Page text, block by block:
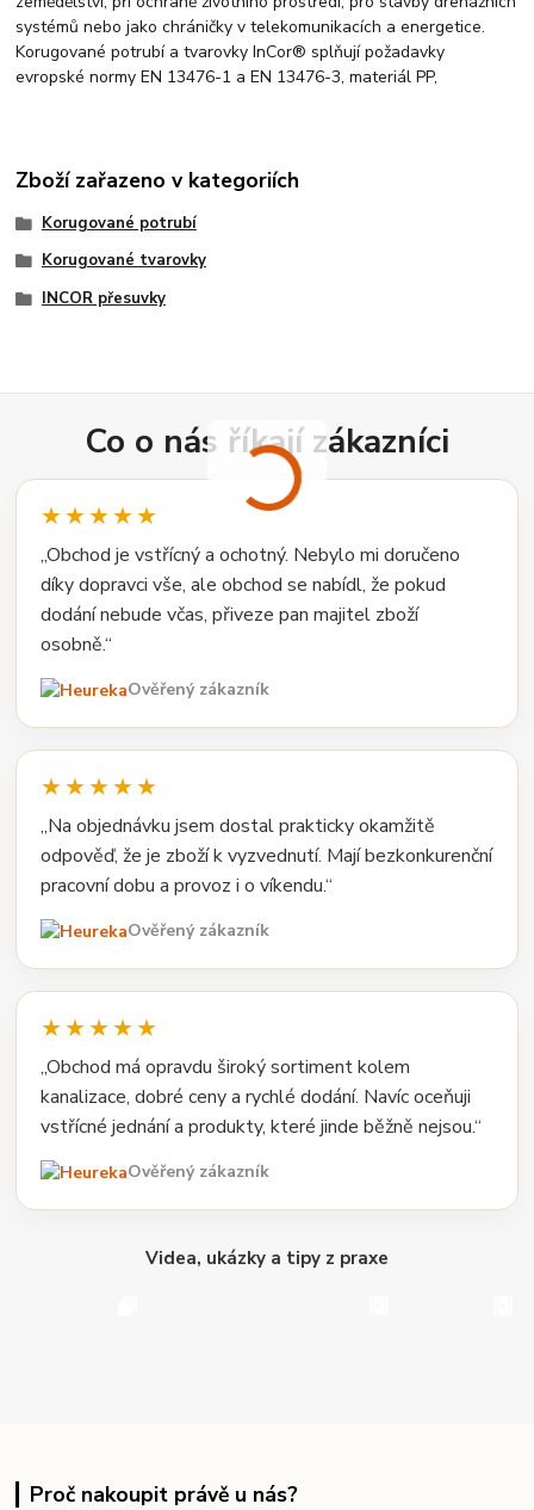
systémů nebo jako chráničky v telekomunikacích a energetice.
Korugované potrubí a tvarovky InCor® splňují požadavky
evropské normy EN 13476-1 a EN 13476-3, materiál PP,
Zboží zařazeno v kategoriích
Korugované potrubí
Korugované tvarovky
INCOR přesuvky
Co o nás říkají zákazníci
★★★★★
„Obchod je vstřícný a ochotný. Nebylo mi doručeno
díky dopravci vše, ale obchod se nabídl, že pokud
dodání nebude včas, přiveze pan majitel zboží
osobně.“
Ověřený zákazník
★★★★★
„Na objednávku jsem dostal prakticky okamžitě
odpověď, že je zboží k vyzvednutí. Mají bezkonkurenční
pracovní dobu a provoz i o víkendu.“
Ověřený zákazník
★★★★★
„Obchod má opravdu široký sortiment kolem
kanalizace, dobré ceny a rychlé dodání. Navíc oceňuji
vstřícné jednání a produkty, které jinde běžně nejsou.“
Ověřený zákazník
Videa, ukázky a tipy z praxe
Proč nakoupit právě u nás?